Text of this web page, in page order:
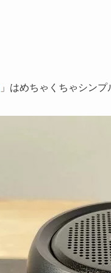
」はめちゃくちゃシンプ